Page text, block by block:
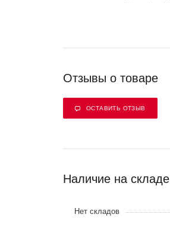
Отзывы о товаре
ОСТАВИТЬ ОТЗЫВ
Наличие на складе
Нет складов